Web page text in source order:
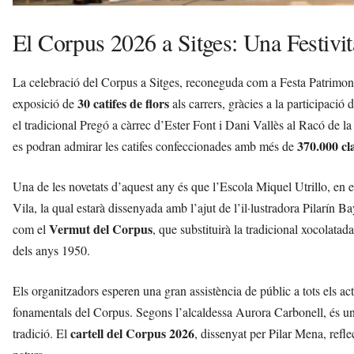
El Corpus 2026 a Sitges: Una
La celebració del Corpus a Sitges, reconeguda com a Festa
exposició de30 catifes de florsals carrers, gràcies a la participació
el tradicional Pregó a càrrec d’Ester Font i Dani Vallès al Racó de
es podran admirar les catifes confeccionades amb més de370.000
Una de les novetats d’aquest any és que l’Escola Miquel Utrillo, en
Vila, la qual estarà dissenyada amb l’ajut de l’il·lustradora Pilarín
com el Vermut del Corpus, que substituirà la tradicional
dels anys 1950.
Els organitzadors esperen una gran assistència de públic a tots els
fonamentals del Corpus. Segons l’alcaldessa Aurora Carbonell, és
tradició. El cartell del Corpus 2026, dissenyat per Pilar Mena,